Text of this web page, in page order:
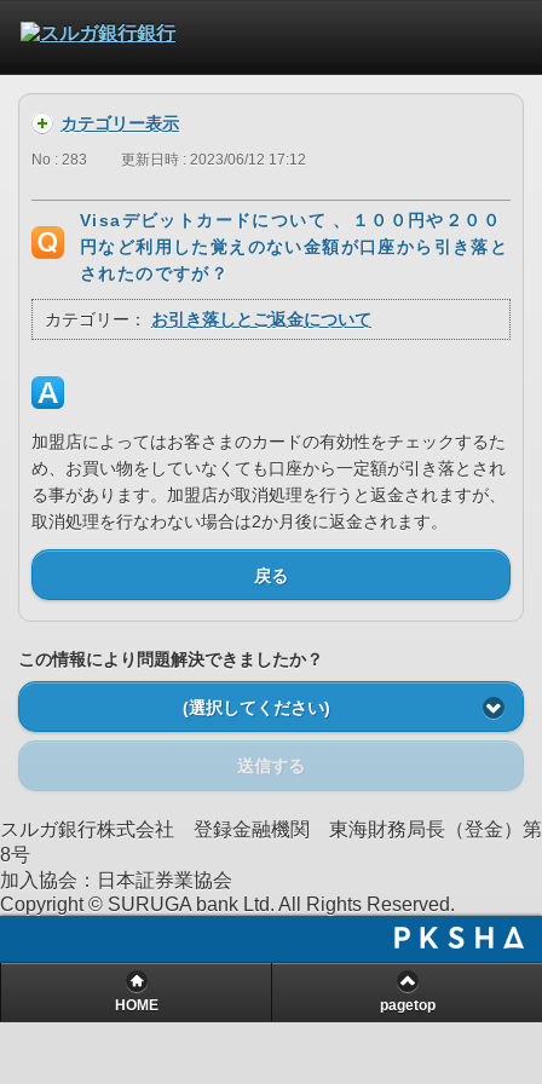
カテゴリー表示
No : 283 更新日時 : 2023/06/12 17:12
Visaデビットカードについて 、１００円や２００
円など利用した覚えのない金額が口座から引き落と
されたのですが？
カテゴリー： お引き落しとご返金について
加盟店によってはお客さまのカードの有効性をチェックするた
め、お買い物をしていなくても口座から一定額が引き落とされ
る事があります。加盟店が取消処理を行うと返金されますが、
取消処理を行なわない場合は2か月後に返金されます。
戻る
この情報により問題解決できましたか？
(選択してください)
送信する
スルガ銀行株式会社 登録金融機関 東海財務局長（登金）第
8号
加入協会：日本証券業協会
Copyright © SURUGA bank Ltd. All Rights Reserved.
HOME pagetop